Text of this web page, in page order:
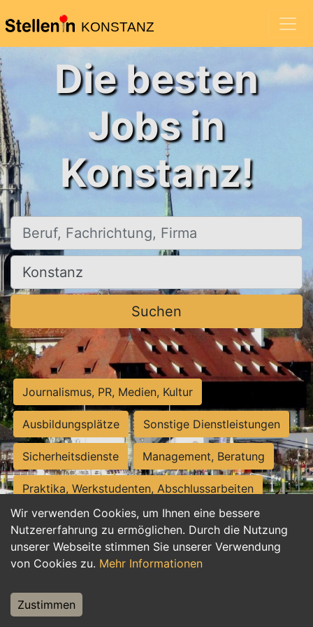
KONSTANZ
Wir verwenden Cookies, um Ihnen eine bessere
Nutzererfahrung zu ermöglichen. Durch die Nutzung
unserer Webseite stimmen Sie unserer Verwendung
von Cookies zu. Mehr Informationen
Zustimmen
Die besten
Jobs in
Konstanz!
Beruf, Fachrichtung, Firma
Ort, Stadt
Suchen
Journalismus, PR, Medien, Kultur
Ausbildungsplätze Sonstige Dienstleistungen
Sicherheitsdienste Management, Beratung
Praktika, Werkstudenten, Abschlussarbeiten
Personalwesen Assistenz, Sekretariat
Hilfskräfte, Aushilfs- und Nebenjobs
Weiterbildung, Studium, duale Ausbildung